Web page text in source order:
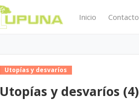
Inicio Contacto
Utopías y desvaríos
Utopías y desvaríos (4)